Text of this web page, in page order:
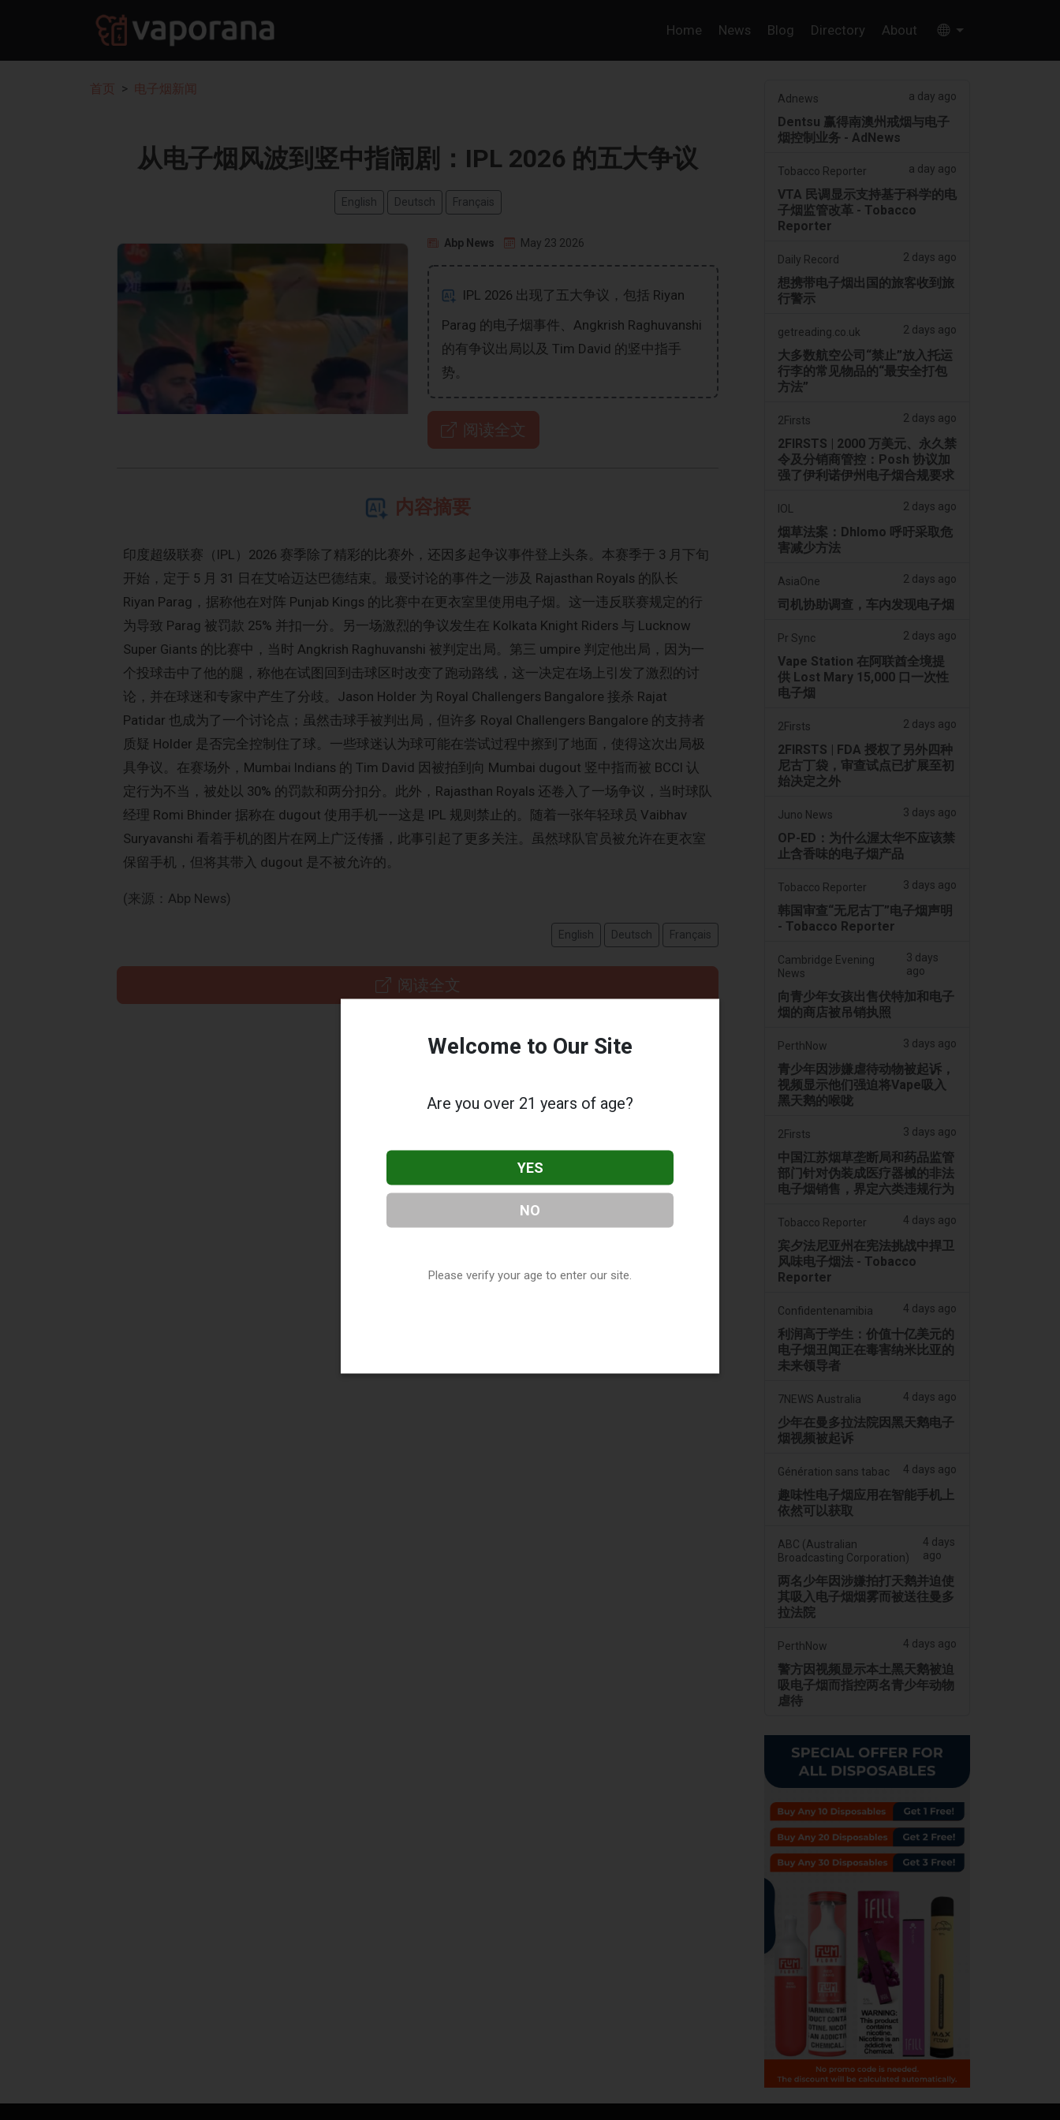
Home News Blog Directory About
首页 电子烟新闻
从电子烟风波到竖中指闹剧：IPL 2026 的五大争议
English Deutsch Français
Abp News May 23 2026
IPL 2026 出现了五大争议，包括 Riyan
Parag 的电子烟事件、Angkrish Raghuvanshi
的有争议出局以及 Tim David 的竖中指手
势。
阅读全文
内容摘要
印度超级联赛（IPL）2026 赛季除了精彩的比赛外，还因多起争议事件登上头条。本赛季于 3 月下旬
开始，定于 5 月 31 日在艾哈迈达巴德结束。最受讨论的事件之一涉及 Rajasthan Royals 的队长
Riyan Parag，据称他在对阵 Punjab Kings 的比赛中在更衣室里使用电子烟。这一违反联赛规定的行
为导致 Parag 被罚款 25% 并扣一分。另一场激烈的争议发生在 Kolkata Knight Riders 与 Lucknow
Super Giants 的比赛中，当时 Angkrish Raghuvanshi 被判定出局。第三 umpire 判定他出局，因为一
个投球击中了他的腿，称他在试图回到击球区时改变了跑动路线，这一决定在场上引发了激烈的讨
论，并在球迷和专家中产生了分歧。Jason Holder 为 Royal Challengers Bangalore 接杀 Rajat
Patidar 也成为了一个讨论点；虽然击球手被判出局，但许多 Royal Challengers Bangalore 的支持者
质疑 Holder 是否完全控制住了球。一些球迷认为球可能在尝试过程中擦到了地面，使得这次出局极
具争议。在赛场外，Mumbai Indians 的 Tim David 因被拍到向 Mumbai dugout 竖中指而被 BCCI 认
定行为不当，被处以 30% 的罚款和两分扣分。此外，Rajasthan Royals 还卷入了一场争议，当时球队
经理 Romi Bhinder 据称在 dugout 使用手机——这是 IPL 规则禁止的。随着一张年轻球员 Vaibhav
Suryavanshi 看着手机的图片在网上广泛传播，此事引起了更多关注。虽然球队官员被允许在更衣室
保留手机，但将其带入 dugout 是不被允许的。
(来源：Abp News)
English Deutsch Français
阅读全文
Adnews a day ago
Dentsu 赢得南澳州戒烟与电子
烟控制业务 - AdNews
Tobacco Reporter a day ago
VTA 民调显示支持基于科学的电
子烟监管改革 - Tobacco
Reporter
Daily Record 2 days ago
想携带电子烟出国的旅客收到旅
行警示
getreading.co.uk 2 days ago
大多数航空公司“禁止”放入托运
行李的常见物品的“最安全打包
方法”
2Firsts 2 days ago
2FIRSTS | 2000 万美元、永久禁
令及分销商管控：Posh 协议加
强了伊利诺伊州电子烟合规要求
IOL 2 days ago
烟草法案：Dhlomo 呼吁采取危
害减少方法
AsiaOne 2 days ago
司机协助调查，车内发现电子烟
Pr Sync 2 days ago
Vape Station 在阿联酋全境提
供 Lost Mary 15,000 口一次性
电子烟
2Firsts 2 days ago
2FIRSTS | FDA 授权了另外四种
尼古丁袋，审查试点已扩展至初
始决定之外
Juno News 3 days ago
OP-ED：为什么渥太华不应该禁
止含香味的电子烟产品
Tobacco Reporter 3 days ago
韩国审查“无尼古丁”电子烟声明
- Tobacco Reporter
Cambridge Evening
News
3 days
ago
向青少年女孩出售伏特加和电子
烟的商店被吊销执照
PerthNow 3 days ago
青少年因涉嫌虐待动物被起诉，
视频显示他们强迫将Vape吸入
黑天鹅的喉咙
2Firsts 3 days ago
中国江苏烟草垄断局和药品监管
部门针对伪装成医疗器械的非法
电子烟销售，界定六类违规行为
Tobacco Reporter 4 days ago
宾夕法尼亚州在宪法挑战中捍卫
风味电子烟法 - Tobacco
Reporter
Confidentenamibia 4 days ago
利润高于学生：价值十亿美元的
电子烟丑闻正在毒害纳米比亚的
未来领导者
7NEWS Australia 4 days ago
少年在曼多拉法院因黑天鹅电子
烟视频被起诉
Génération sans tabac 4 days ago
趣味性电子烟应用在智能手机上
依然可以获取
ABC (Australian
Broadcasting Corporation)
4 days
ago
两名少年因涉嫌拍打天鹅并迫使
其吸入电子烟烟雾而被送往曼多
拉法院
PerthNow 4 days ago
警方因视频显示本土黑天鹅被迫
吸电子烟而指控两名青少年动物
虐待
Welcome to Our Site
Are you over 21 years of age?
YES
NO
Please verify your age to enter our site.